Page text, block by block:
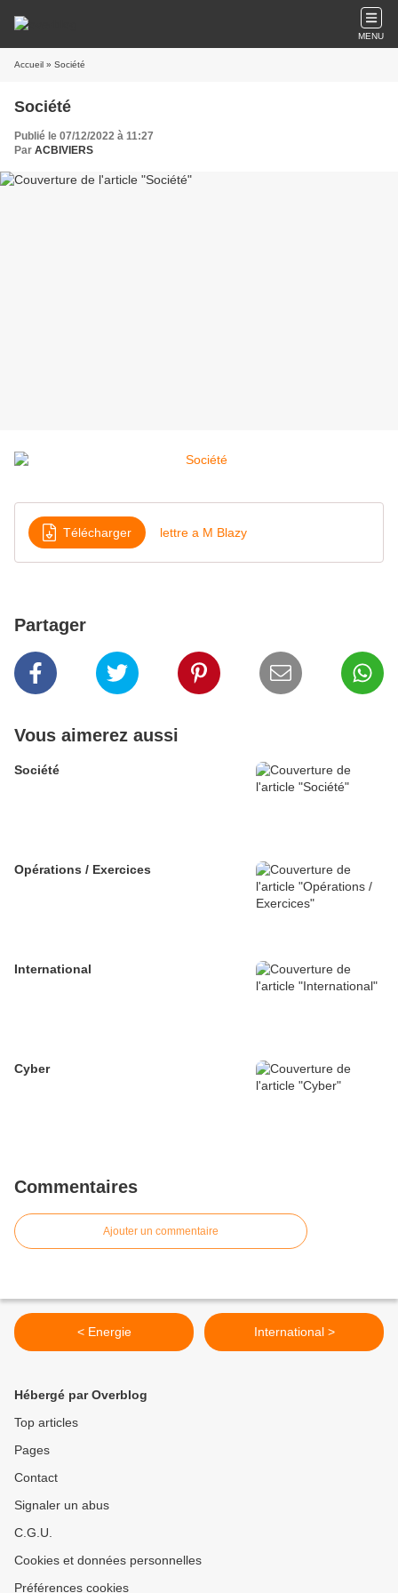
MENU
Accueil » Société
Société
Publié le 07/12/2022 à 11:27
Par ACBIVIERS
Télécharger lettre a M Blazy
Partager
Vous aimerez aussi
Société
Opérations / Exercices
International
Cyber
Commentaires
Ajouter un commentaire
< Energie International >
Hébergé par Overblog
Top articles
Pages
Contact
Signaler un abus
C.G.U.
Cookies et données personnelles
Préférences cookies